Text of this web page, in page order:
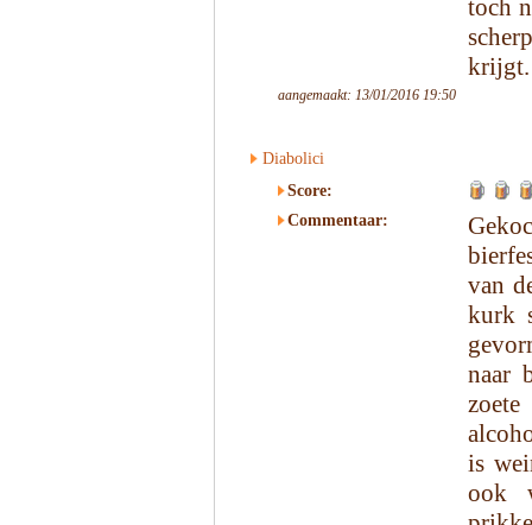
toch
krijgt.
aangemaakt: 13/01/2016 19:50
Diabolici
Score:
Commentaar:
van
kurk
naar
is
ook